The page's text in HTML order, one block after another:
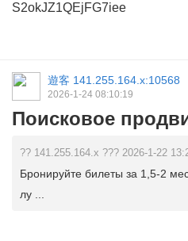
S2okJZ1QEjFG7iee
遊客 141.255.164.x:10568
2026-1-24 08:10:19
Поисковое
?? 141.255.164.x ??? 2026-1-22
Бронируйте билеты за 1,5-2
лу ...